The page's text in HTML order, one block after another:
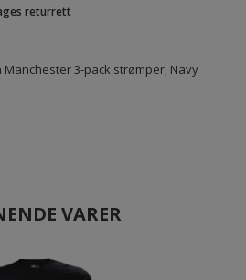
returrett
Manchester 3-pack strømper, Navy
VARER